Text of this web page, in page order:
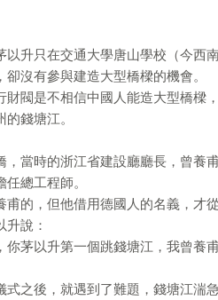
以升只在交通大學唐山學校（今西
沒有參與建造大型橋樑的機會。
閥是不相信中國人能造大型橋樑
錢塘江。
，當時的浙江省建設廳廳長，曾養
總工程師。
甫的，但他借用德國人的名義，才
說：
你茅以升第一個跳錢塘江，我曾養
式之後，就遇到了難題，錢塘江湍